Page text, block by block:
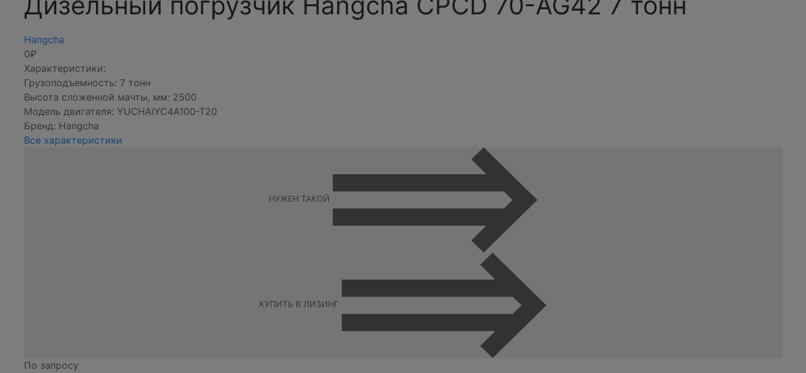
Hangcha
0₽
Характеристики:
Грузоподъемность: 7 тонн
Высота сложенной мачты, мм: 2500
Модель двигателя: YUCHAIYC4A100-T20
Бренд: Hangcha
Все характеристики
НУЖЕН ТАКОЙ
КУПИТЬ В ЛИЗИНГ
По запросу